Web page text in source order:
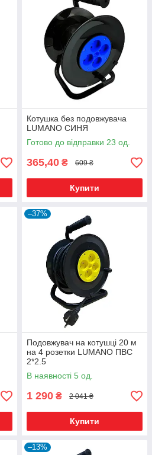
Котушка без подовжувача
LUMANO СИНЯ
Готово до відправки 23 од.
365,40 ₴ 609 ₴
Купити
–37%
Подовжувач на котушці 20 м
на 4 розетки LUMANO ПВС
2*2.5
В наявності 5 од.
1 290 ₴ 2 041 ₴
Купити
–13%